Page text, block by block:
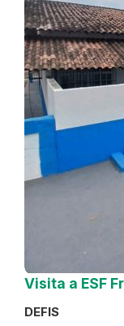
Visita a ESF
DEFIS